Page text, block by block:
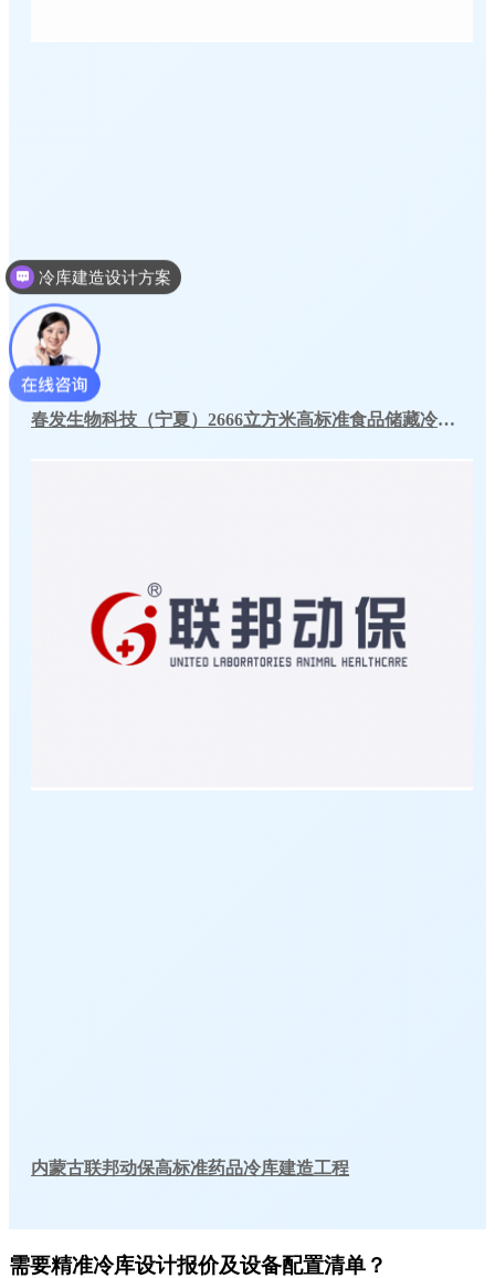
春发生物科技（宁夏）2666立方米高标准食品储藏冷库工程案例
内蒙古联邦动保高标准药品冷库建造工程
需要精准冷库设计报价及设备配置清单？
冷库建造设计方案